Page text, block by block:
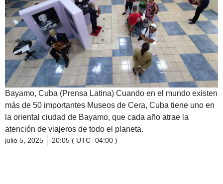
Bayamo, Cuba (Prensa Latina) Cuando en el mundo existen
más de 50 importantes Museos de Cera, Cuba tiene uno en
la oriental ciudad de Bayamo, que cada año atrae la
atención de viajeros de todo el planeta.
julio 5, 2025 20:05 ( UTC -04:00 )